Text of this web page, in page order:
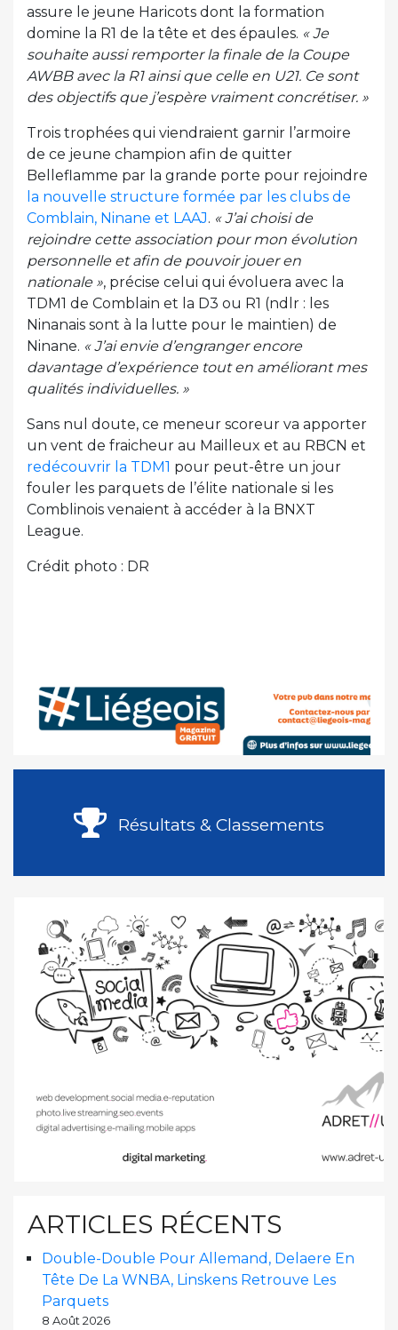
assure le jeune Haricots dont la formation
domine la R1 de la tête et des épaules. « Je
souhaite aussi remporter la finale de la Coupe
AWBB avec la R1 ainsi que celle en U21. Ce sont
des objectifs que j’espère vraiment concrétiser. »
Trois trophées qui viendraient garnir l’armoire
de ce jeune champion afin de quitter
Belleflamme par la grande porte pour rejoindre
la nouvelle structure formée par les clubs de
Comblain, Ninane et LAAJ. « J’ai choisi de
rejoindre cette association pour mon évolution
personnelle et afin de pouvoir jouer en
nationale », précise celui qui évoluera avec la
TDM1 de Comblain et la D3 ou R1 (ndlr : les
Ninanais sont à la lutte pour le maintien) de
Ninane. « J’ai envie d’engranger encore
davantage d’expérience tout en améliorant mes
qualités individuelles. »
Sans nul doute, ce meneur scoreur va apporter
un vent de fraicheur au Mailleux et au RBCN et
redécouvrir la TDM1 pour peut-être un jour
fouler les parquets de l’élite nationale si les
Comblinois venaient à accéder à la BNXT
League.
Crédit photo : DR
Résultats & Classements
ARTICLES RÉCENTS
Double-Double Pour Allemand, Delaere En
Tête De La WNBA, Linskens Retrouve Les
Parquets
8 Août 2026